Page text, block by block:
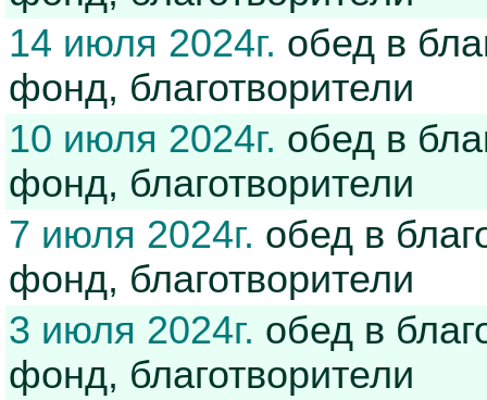
14 июля 2024г. обед в
фонд, благотворители
10 июля 2024г. обед в
фонд, благотворители
7 июля 2024г. обед в
фонд, благотворители
3 июля 2024г. обед в
фонд, благотворители